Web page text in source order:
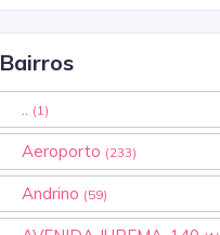
Bairros
.. (1)
Aeroporto (233)
Andrino (59)